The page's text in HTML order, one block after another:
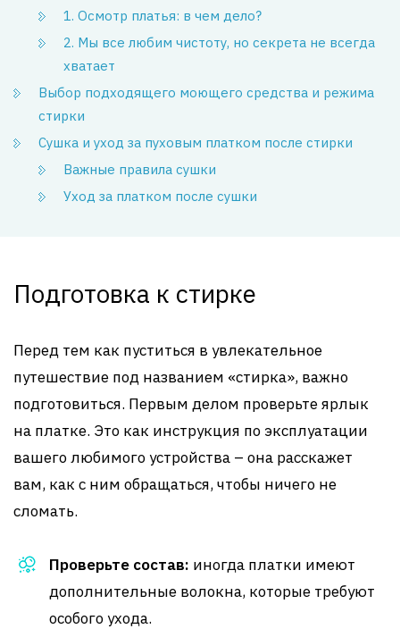
1. Осмотр платья: в чем дело?
2. Мы все любим чистоту, но секрета не всегда
хватает
Выбор подходящего моющего средства и режима
стирки
Сушка и уход за пуховым платком после стирки
Важные правила сушки
Уход за платком после сушки
Подготовка к стирке
Перед тем как пуститься в увлекательное
путешествие под названием «стирка», важно
подготовиться. Первым делом проверьте ярлык
на платке. Это как инструкция по эксплуатации
вашего любимого устройства – она расскажет
вам, как с ним обращаться, чтобы ничего не
сломать.
Проверьте состав: иногда платки имеют
дополнительные волокна, которые требуют
особого ухода.